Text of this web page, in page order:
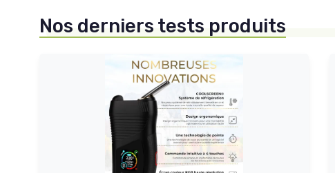
Nos derniers tests produits